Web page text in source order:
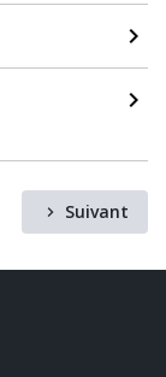
Suivant